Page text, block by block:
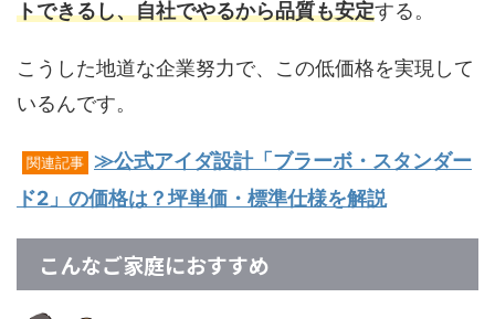
トできるし、自社でやるから品質も安定する。
こうした地道な企業努力で、この低価格を実現して
いるんです。
関連記事
≫公式アイダ設計「ブラーボ・スタンダー
ド2」の価格は？坪単価・標準仕様を解説
こんなご家庭におすすめ